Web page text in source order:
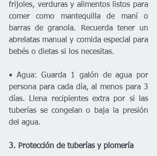
frijoles, verduras y alimentos listos para
comer como mantequilla de maní o
barras de granola. Recuerda tener un
abrelatas manual y comida especial para
bebés o dietas si los necesitas.
• Agua: Guarda 1 galón de agua por
persona para cada día, al menos para 3
días. Llena recipientes extra por si las
tuberías se congelan o baja la presión
del agua.
3. Protección de tuberías y plomería